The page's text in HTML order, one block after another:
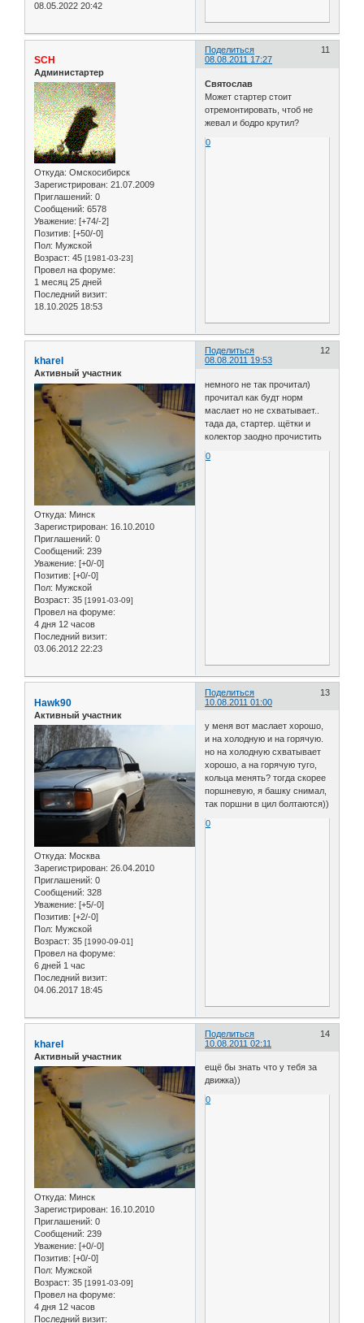
08.05.2022 20:42
Поделиться
11
08.08.2011 17:27
SCH
Администартер
Откуда: Омскосибирск
Зарегистрирован: 21.07.2009
Приглашений: 0
Сообщений: 6578
Уважение: [+74/-2]
Позитив: [+50/-0]
Пол: Мужской
Возраст: 45 [1981-03-23]
Провел на форуме:
1 месяц 25 дней
Последний визит:
18.10.2025 18:53
Святослав
Может стартер стоит
отремонтировать, чтоб не
жевал и бодро крутил?
0
Поделиться
12
08.08.2011 19:53
kharel
Активный участник
Откуда: Минск
Зарегистрирован: 16.10.2010
Приглашений: 0
Сообщений: 239
Уважение: [+0/-0]
Позитив: [+0/-0]
Пол: Мужской
Возраст: 35 [1991-03-09]
Провел на форуме:
4 дня 12 часов
Последний визит:
03.06.2012 22:23
немного не так прочитал)
прочитал как будт норм
маслает но не схватывает..
тада да, стартер. щётки и
колектор заодно прочистить
0
Поделиться
13
10.08.2011 01:00
Hawk90
Активный участник
Откуда: Москва
Зарегистрирован: 26.04.2010
Приглашений: 0
Сообщений: 328
Уважение: [+5/-0]
Позитив: [+2/-0]
Пол: Мужской
Возраст: 35 [1990-09-01]
Провел на форуме:
6 дней 1 час
Последний визит:
04.06.2017 18:45
у меня вот маслает хорошо,
и на холодную и на горячую.
но на холодную схватывает
хорошо, а на горячую туго,
кольца менять? тогда скорее
поршневую, я башку снимал,
так поршни в цил болтаются))
0
Поделиться
14
10.08.2011 02:11
kharel
Активный участник
Откуда: Минск
Зарегистрирован: 16.10.2010
Приглашений: 0
Сообщений: 239
Уважение: [+0/-0]
Позитив: [+0/-0]
Пол: Мужской
Возраст: 35 [1991-03-09]
Провел на форуме:
4 дня 12 часов
Последний визит:
ещё бы знать что у тебя за
движка))
0